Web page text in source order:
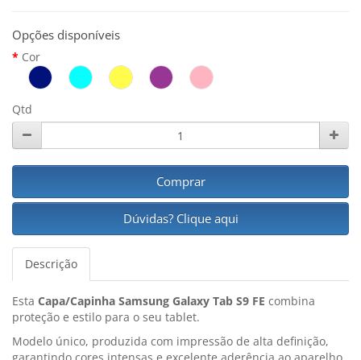
Opções disponíveis
Cor
Qtd
Comprar
Dúvidas? Clique aqui
Descrição
Esta Capa/Capinha Samsung Galaxy Tab S9 FE combina
proteção e estilo para o seu tablet.
Modelo único, produzida com impressão de alta definição,